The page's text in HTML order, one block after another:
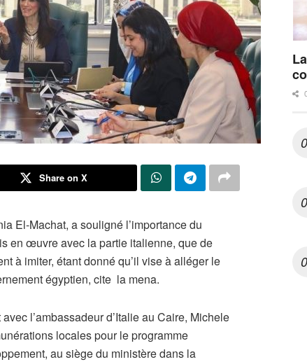
Share on X
El-Machat, a souligné l’importance du
en œuvre avec la partie italienne, que de
à imiter, étant donné qu’il vise à alléger le
égyptien, cite la mena.
l’ambassadeur d’Italie au Caire, Michele
locales pour le programme
au siège du ministère dans la